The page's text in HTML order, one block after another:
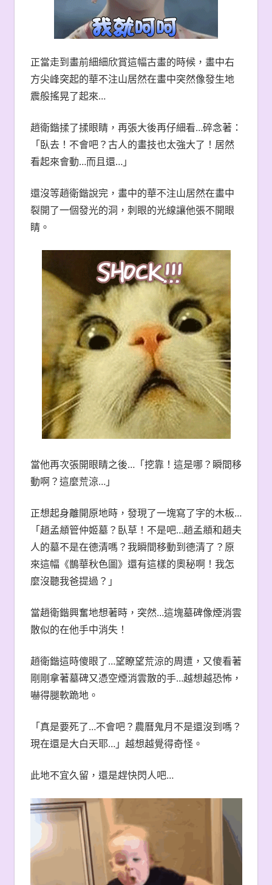
正當走到畫前細細欣賞這幅古畫的時候，畫中右
方尖峰突起的華不注山居然在畫中突然像發生地
震般搖晃了起來…
趙衛鍇揉了揉眼睛，再張大後再仔細看…碎念著：
「臥去！不會吧？古人的畫技也太強大了！居然
看起來會動…而且還…」
還沒等趙衛鍇說完，畫中的華不注山居然在畫中
裂開了一個發光的洞，刺眼的光線讓他張不開眼
睛。
​當他再次張開眼睛之後…「挖靠！這是哪？瞬間移
動啊？這麼荒涼…」
正想起身離開原地時，發現了一塊寫了字的木板…
「趙孟頫管仲姬墓？臥草！不是吧…趙孟頫和趙夫
人的墓不是在德清嗎？我瞬間移動到德清了？原
來這幅《鵲華秋色圖》還有這樣的奧秘啊！我怎
麼沒聽我爸提過？」
當趙衛鍇興奮地想著時，突然…這塊墓碑像煙消雲
散似的在他手中消失！
趙衛鍇這時傻眼了…望瞭望荒涼的周遭，又傻看著
剛剛拿著墓碑又憑空煙消雲散的手…越想越恐怖，
嚇得腿軟跪地。
「真是要死了…不會吧？農曆鬼月不是還沒到嗎？
現在還是大白天耶…」越想越覺得奇怪。
此地不宜久留，還是趕快閃人吧…